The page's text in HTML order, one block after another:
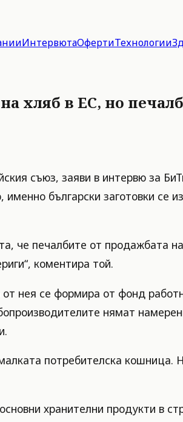
ИнтервютаОфертиТехнологии
хляб в ЕС, но
съюз, заяви в интервю за
български заготовки се
че печалбите от продажбата
коментира той.
нея се формира от фонд
нямат
потребителска
хранителни продукти в